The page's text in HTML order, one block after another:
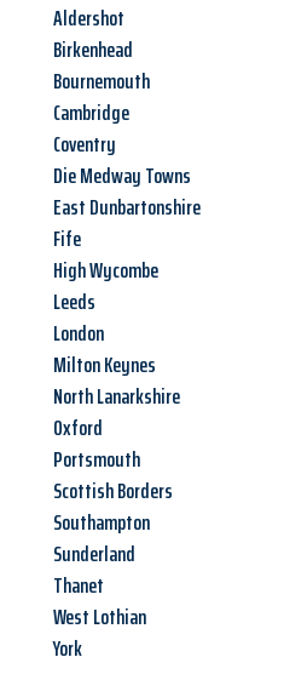
Aldershot
Birkenhead
Bournemouth
Cambridge
Coventry
Die Medway Towns
East Dunbartonshire
Fife
High Wycombe
Leeds
London
Milton Keynes
North Lanarkshire
Oxford
Portsmouth
Scottish Borders
Southampton
Sunderland
Thanet
West Lothian
York